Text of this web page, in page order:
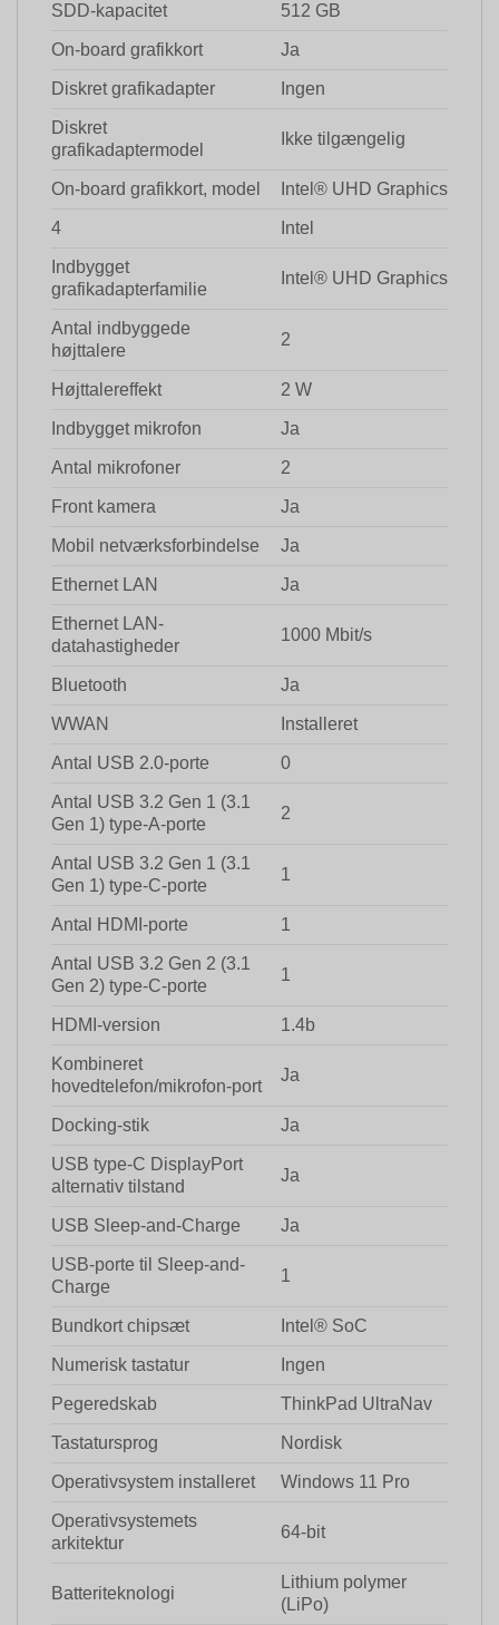
SDD-kapacitet 512 GB
On-board grafikkort Ja
Diskret grafikadapter Ingen
Diskret
grafikadaptermodel
Ikke tilgængelig
On-board grafikkort, model Intel® UHD Graphics
4 Intel
Indbygget
grafikadapterfamilie
Intel® UHD Graphics
Antal indbyggede
højttalere
2
Højttalereffekt 2 W
Indbygget mikrofon Ja
Antal mikrofoner 2
Front kamera Ja
Mobil netværksforbindelse Ja
Ethernet LAN Ja
Ethernet LAN-
datahastigheder
1000 Mbit/s
Bluetooth Ja
WWAN Installeret
Antal USB 2.0-porte 0
Antal USB 3.2 Gen 1 (3.1
Gen 1) type-A-porte
2
Antal USB 3.2 Gen 1 (3.1
Gen 1) type-C-porte
1
Antal HDMI-porte 1
Antal USB 3.2 Gen 2 (3.1
Gen 2) type-C-porte
1
HDMI-version 1.4b
Kombineret
hovedtelefon/mikrofon-port
Ja
Docking-stik Ja
USB type-C DisplayPort
alternativ tilstand
Ja
USB Sleep-and-Charge Ja
USB-porte til Sleep-and-
Charge
1
Bundkort chipsæt Intel® SoC
Numerisk tastatur Ingen
Pegeredskab ThinkPad UltraNav
Tastatursprog Nordisk
Operativsystem installeret Windows 11 Pro
Operativsystemets
arkitektur
64-bit
Batteriteknologi
Lithium polymer
(LiPo)